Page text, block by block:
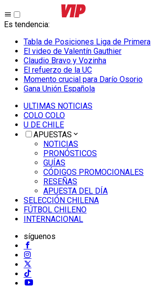
Es tendencia:
Tabla de Posiciones Liga de Primera
El video de Valentín Gauthier
Claudio Bravo y Vozinha
El refuerzo de la UC
Momento crucial para Darío Osorio
Gana Unión Española
ULTIMAS NOTICIAS
COLO COLO
U DE CHILE
APUESTAS
NOTICIAS
PRONÓSTICOS
GUÍAS
CÓDIGOS PROMOCIONALES
RESEÑAS
APUESTA DEL DÍA
SELECCIÓN CHILENA
FÚTBOL CHILENO
INTERNACIONAL
síguenos